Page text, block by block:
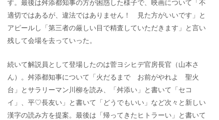
す。最後は舛添都知事の方が困惑した様子で、映画について「不
適切ではあるが、違法ではありません！ 見た方がいいです」と
アピールし「第三者の厳しい目で精査していただきます」と言い
残して会場を去っていった。
続いて解説員として登場したのは菅ヨシヒデ官房長官（山本さ
ん）。舛添都知事について「火だるまで お前がやれよ 聖火
台」とサラリーマン川柳を読み、「舛添い」と書いて「セコ
イ」、平♡長友い」と書いて「どうでもいい」など次々と新しい
漢字の読み方を提案。最後は「帰ってきたヒトラーい」と書いて